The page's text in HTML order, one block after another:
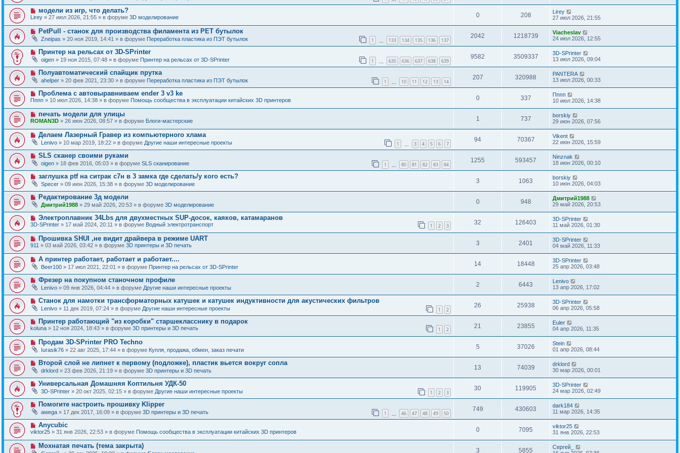
о
о
б
щ
е
н
и
е
о
е
с
о
б
щ
е
н
и
е
Н
о
в
о
е
с
о
б
щ
е
н
и
е
модели из игр, что делать?
Lirey » 27 июл 2026, 21:55 » в форуме 3D моделирование 0 208
Lirey
27 июл 2026, 21:55
Н
в
о
е
с
о
б
щ
е
н
и
е
PetPull - cтанок для производства филамента из PET бутылок
Zneipas » 20 ноя 2019, 14:41 » в форуме Переработка пластика из ПЭТ бутылок 1 133 134 135 136 137
2042 1218739
Viacheslav
24 июл 2026, 12:55
Н
в
о
е
с
о
б
е
н
и
е
Принтер на рельсах от 3D-SPrinter
oigen » 19 ноя 2015, 07:48 » в форуме Принтер на рельсах от 3D-SPrinter 1 635 636 637 638 639
9582 3509337
3D-SPrinter
13 июл 2026, 09:04
Н
в
о
е
с
о
о
б
н
и
е
Полуавтоматический спайщик прутка
ahelper » 20 фев 2021, 23:30 » в форуме Переработка пластика из ПЭТ бутылок 1 10 11 12 13 14
207 320988
PANTERA
13 июл 2026, 00:33
Н
о
в
о
е
с
о
о
б
щ
е
н
и
е
Проблема с автовыравниваем ender 3 v3 ke
Пппп » 10 июл 2026, 14:38 » в форуме Помощь сообщества в эксплуатации китайских 3D принтеров 0 337
Пппп
10 июл 2026, 14:38
Н
о
в
о
е
с
о
о
б
щ
н
и
е
печать модели для улицы
ROMAN3D » 26 июн 2026, 08:57 » в форуме Блоги-мастерские 1 737
borskiy
29 июн 2026, 07:56
Н
о
в
о
е
с
о
о
б
щ
е
н
и
е
Делаем Лазерный Гравер из компьютерного хлама
Lenivo » 10 мар 2019, 18:22 » в форуме Другие наши интересные проекты 1 3 4 5 6 7
94 70367
Vikent
22 июн 2026, 15:59
Н
в
о
е
с
о
б
щ
е
н
и
е
SLS сканер своими руками
oigen » 18 фев 2016, 05:03 » в форуме SLS сканирование 1 80 81 82 83 84
1255 593457
Ninznak
18 июн 2026, 00:10
Н
в
о
е
с
о
о
б
е
н
и
е
заглушка ptf на ситрак с7н в 3 замка где сделать/у кого есть?
Specer » 09 июн 2026, 15:38 » в форуме 3D моделирование 3 1063
borskiy
10 июн 2026, 04:03
Н
в
о
е
с
о
б
н
и
е
Редактирование 3д модели
Дмитрий1988 » 29 май 2026, 20:53 » в форуме 3D моделирование 0 948
Дмитрий1988
29 май 2026, 20:53
Н
о
в
о
е
с
о
о
б
щ
е
н
и
е
Электроплавник 34Lbs для двухместных SUP-досок, каяков, катамаранов
3D-SPrinter » 17 май 2024, 20:11 » в форуме Водный электротранспорт 1 2 3
32 126403
3D-SPrinter
11 май 2026, 01:30
Н
о
в
о
е
с
о
о
б
щ
е
н
и
е
Прошивка SHUI ,не видит драйвера в режиме UART
911 » 03 май 2026, 03:42 » в форуме 3D принтеры и 3D печать 3 2401
3D-SPrinter
04 май 2026, 11:33
Н
в
о
е
с
о
о
б
щ
е
н
и
е
А принтер работает, работает и работает....
Beer100 » 17 июл 2021, 22:01 » в форуме Принтер на рельсах от 3D-SPrinter 14 18448
3D-SPrinter
25 апр 2026, 03:48
Н
в
о
е
с
о
б
е
н
и
е
Фрезер на покупном станочном профиле
Lenivo » 09 янв 2026, 04:44 » в форуме Другие наши интересные проекты 2 6443
Lenivo
13 апр 2026, 17:02
Н
в
о
е
с
о
б
щ
е
н
и
е
Станок для намотки трансформаторных катушек и катушек индуктивности для акустических фильтров
Lenivo » 11 дек 2019, 07:24 » в форуме Другие наши интересные проекты 1 2
26 25938
3D-SPrinter
06 апр 2026, 05:58
Н
о
в
о
е
с
о
б
щ
е
н
и
е
Принтер работающий "из коробки" старшекласснику в подарок
koluna » 12 ноя 2024, 18:43 » в форуме 3D принтеры и 3D печать 1 2
21 23855
Euler
04 апр 2026, 11:35
Н
в
о
е
с
о
о
б
щ
е
н
и
е
Продам 3D-SPrinter PRO Techno
Iurasik76 » 22 авг 2025, 17:44 » в форуме Купля, продажа, обмен, заказ печати 5 37026
Stein
01 апр 2026, 08:44
Н
в
о
е
с
о
б
щ
н
и
е
Второй слой не липнет к первому (подложке), пластик вьется вокруг сопла
drklord » 23 фев 2026, 21:19 » в форуме 3D принтеры и 3D печать 13 74039
drklord
30 мар 2026, 00:01
Н
в
о
е
с
о
о
б
е
н
Универсальная Домашняя Коптильня УДК-50
3D-SPrinter » 20 окт 2025, 02:15 » в форуме Другие наши интересные проекты 1 2 3
30 119905
3D-SPrinter
24 мар 2026, 02:49
Н
в
о
е
с
о
б
Помогите настроить прошивку Klipper
awega » 17 дек 2017, 16:09 » в форуме 3D принтеры и 3D печать 1 46 47 48 49 50
749 430603
dark184
11 мар 2026, 14:35
Н
о
в
о
е
Anycubic
viktor25 » 31 янв 2026, 22:53 » в форуме Помощь сообщества в эксплуатации китайских 3D принтеров 0 7095
viktor25
31 янв 2026, 22:53
НМохнатая печать (тема закрыта)
3 5855
Сергей_